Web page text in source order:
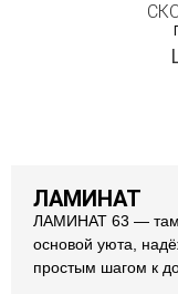
ЛАМИНАТ
ЛАМИНАТ 63 — там,
основой уюта,
простым шагом к